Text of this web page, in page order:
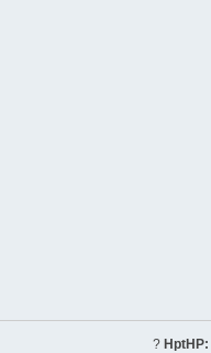
? HptHP: